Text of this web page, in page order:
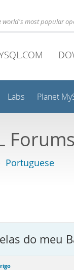
world's most popular
Labs Planet
Forums
Portuguese
do meu